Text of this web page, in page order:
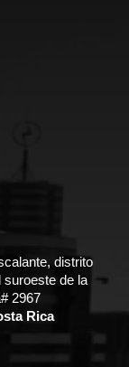
distrito
de la
2967
Rica